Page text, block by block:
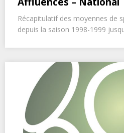
Récapitulatif des moyennes de
depuis la saison 1998-1999